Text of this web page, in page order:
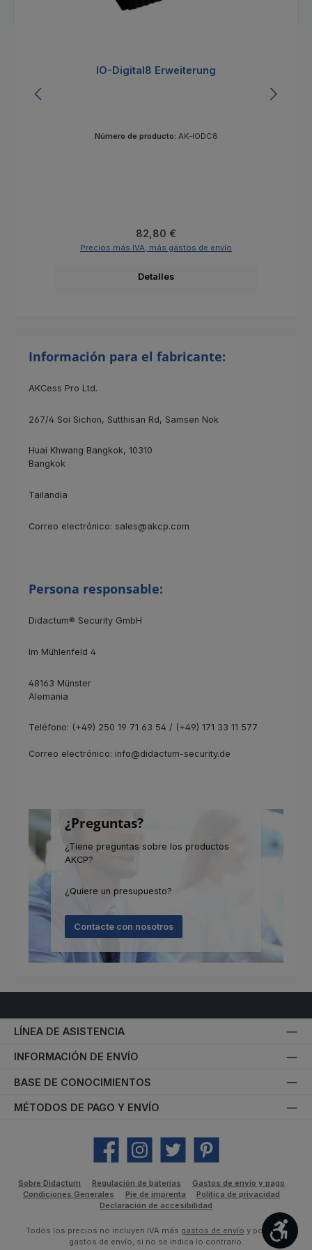
IO-Digital8 Erweiterung
Número de producto: AK-IODC8
Precio normal:
82,80 €
Precios más IVA, más gastos de envío
Detalles
Información para el fabricante:
AKCess Pro Ltd.
267/4 Soi Sichon, Sutthisan Rd, Samsen Nok
Huai Khwang Bangkok, 10310
Bangkok
Tailandia
Correo electrónico: sales@akcp.com
Persona responsable:
Didactum® Security GmbH
Im Mühlenfeld 4
48163 Münster
Alemania
Teléfono: (+49) 250 19 71 63 54 / (+49) 171 33 11 577
Correo electrónico: info@didactum-security.de
¿Preguntas?
¿Tiene preguntas sobre los productos
AKCP?
¿Quiere un presupuesto?
Contacte con nosotros
LÍNEA DE ASISTENCIA
INFORMACIÓN DE ENVÍO
BASE DE CONOCIMIENTOS
MÉTODOS DE PAGO Y ENVÍO
Facebook Instagram Twitter Pinterest
Sobre Didactum Regulación de baterías
Gastos de envío y pago
Condiciones Generales
Pie de imprenta
Política de privacidad
Declaración de accesibilidad
Todos los precios no incluyen IVA más gastos de envío y posibles
gastos de envío, si no se indica lo contrario.